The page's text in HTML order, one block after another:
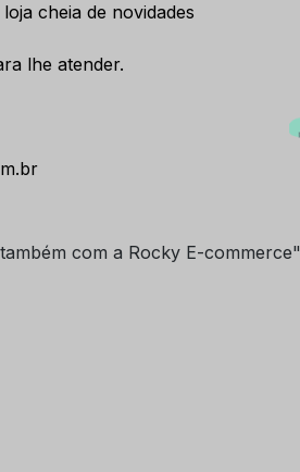
cheia de novidades
lhe atender.
com a Rocky E-commerce"